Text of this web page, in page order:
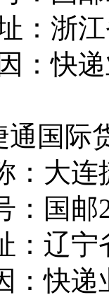
浙江
快递
国际
大连
国邮
辽宁
快递